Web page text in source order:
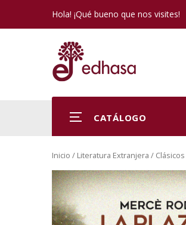
Hola! ¡Qué bueno que nos visites!
CATÁLOGO
Inicio / Literatura Extranjera / Clásicos